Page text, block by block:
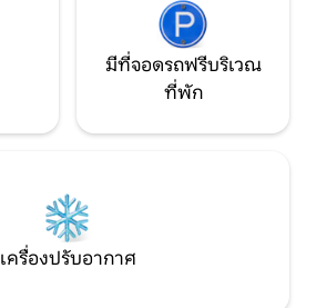
มีที่จอดรถฟรีบริเวณ
ที่พัก
เครื่องปรับอากาศ